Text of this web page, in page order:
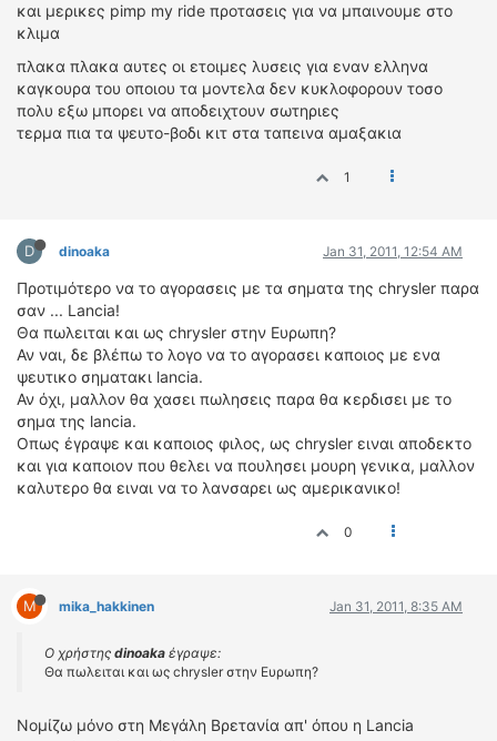
και μερικες pimp my ride προτασεις για να μπαινουμε στο
κλιμα
πλακα πλακα αυτες οι ετοιμες λυσεις για εναν ελληνα
καγκουρα του οποιου τα μοντελα δεν κυκλοφορουν τοσο
πολυ εξω μπορει να αποδειχτουν σωτηριες
τερμα πια τα ψευτο-βοδι κιτ στα ταπεινα αμαξακια
1
D dinoaka Jan 31, 2011, 12:54 AM
Προτιμότερο να το αγορασεις με τα σηματα της chrysler παρα
σαν ... Lancia!
Θα πωλειται και ως chrysler στην Ευρωπη?
Αν ναι, δε βλέπω το λογο να το αγορασει καποιος με ενα
ψευτικο σηματακι lancia.
Αν όχι, μαλλον θα χασει πωλησεις παρα θα κερδισει με το
σημα της lancia.
Οπως έγραψε και καποιος φιλος, ως chrysler ειναι αποδεκτο
και για καποιον που θελει να πουλησει μουρη γενικα, μαλλον
καλυτερο θα ειναι να το λανσαρει ως αμερικανικο!
0
M mika_hakkinen Jan 31, 2011, 8:35 AM
Ο χρήστης dinoaka έγραψε:
Θα πωλειται και ως chrysler στην Ευρωπη?
Νομίζω μόνο στη Μεγάλη Βρετανία απ' όπου η Lancia